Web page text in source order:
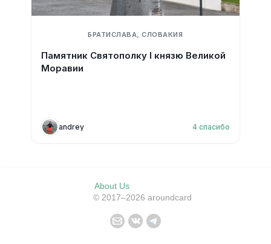
БРАТИСЛАВА, СЛОВАКИЯ
Памятник Святополку I князю Великой
Моравии
andrey 4 спасибо
About Us
© 2017–2026 aroundcard